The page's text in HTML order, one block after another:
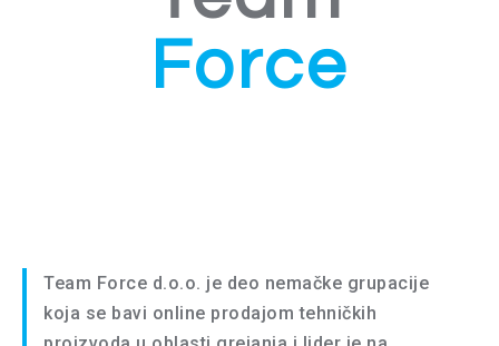
Force
Team Force d.o.o. je deo nemačke grupacije
koja se bavi online prodajom tehničkih